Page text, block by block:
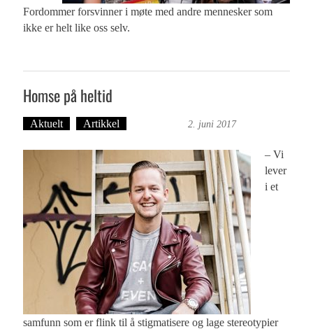
Fordommer forsvinner i møte med andre mennesker som
ikke er helt like oss selv.
Homse på heltid
Aktuelt Artikkel 2. juni 2017
– Vi
lever
i et
samfunn som er flink til å stigmatisere og lage stereotypier